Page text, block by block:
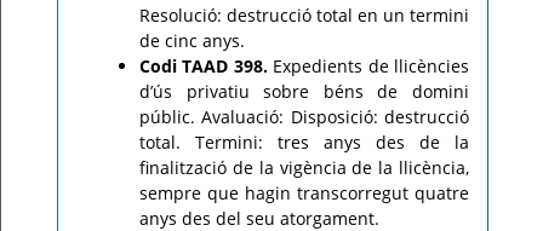
Resolució: destrucció total en un termini
de cinc anys.
Codi TAAD 398.Expedients de llicències
d’ús privatiu sobre béns de domini
públic. Avaluació: Disposició: destrucció
total. Termini: tres anys des de la
finalització de la vigència de la llicència,
sempre que hagin transcorregut quatre
anys des del seu atorgament.